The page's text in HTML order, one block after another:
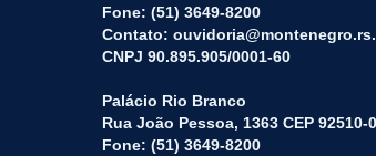
Fone: (51) 3649-8200
Contato:
CNPJ 90.895.905/0001-60
Palácio Rio Branco
Rua João Pessoa, 1363 CEP 92510-
Fone: (51) 3649-8200